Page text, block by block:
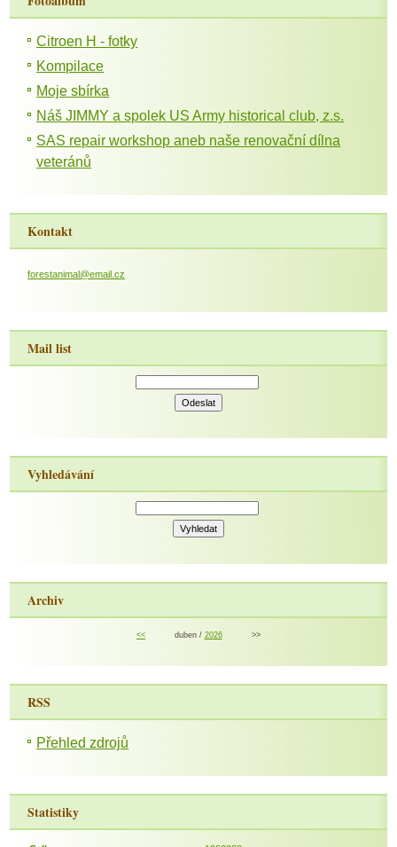
Citroen H - fotky
Kompilace
Moje sbírka
Náš JIMMY a spolek US Army historical club, z.s.
SAS repair workshop aneb naše renovační dílna
veteránů
Kontakt
forestanimal@email.cz
Mail list
Vyhledávání
Archiv
<< duben / 2026 >>
RSS
Přehled zdrojů
Statistiky